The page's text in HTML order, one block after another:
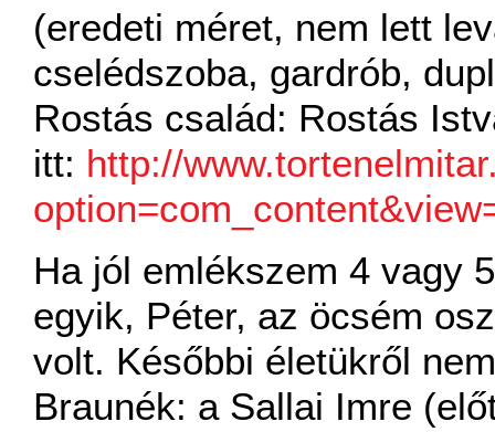
(eredeti méret, nem lett
cselédszoba, gardrób,
Rostás család: Rostás
itt: http://
Ha jól emlékszem 4 vagy
egyik, Péter, az öcsém
volt. Későbbi életükről
Braunék: a Sallai Imre